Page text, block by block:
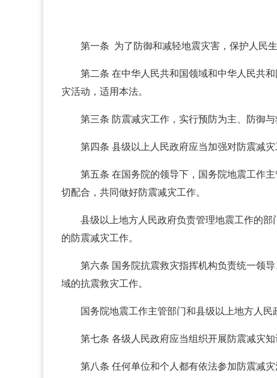
第一条 为了防御和减轻地震灾害，保护人民
第二条 在中华人民共和国领域和中华人民共
灾活动，适用本法。
第三条 防震减灾工作，实行预防为主、防御与
第四条 县级以上人民政府应当加强对防震减
第五条 在国务院的领导下，国务院地震工作
切配合，共同做好防震减灾工作。
县级以上地方人民政府负责管理地震工作的
的防震减灾工作。
第六条 国务院抗震救灾指挥机构负责统一领
域的抗震救灾工作。
国务院地震工作主管部门和县级以上地方人
第七条 各级人民政府应当组织开展防震减灾
第八条 任何单位和个人都有依法参加防震减灾